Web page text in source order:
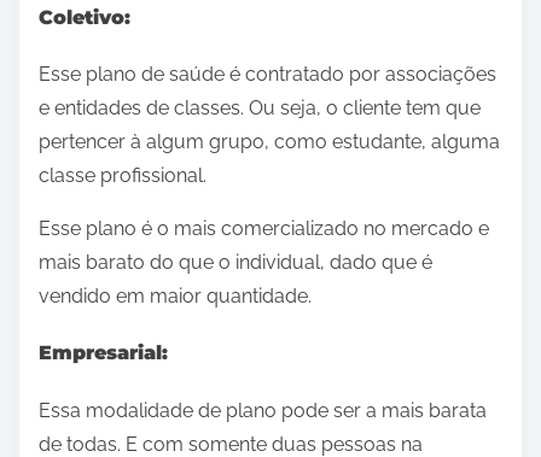
Coletivo:
Esse plano de saúde é contratado por associações
e entidades de classes. Ou seja, o cliente tem que
pertencer à algum grupo, como estudante, alguma
classe profissional.
Esse plano é o mais comercializado no mercado e
mais barato do que o individual, dado que é
vendido em maior quantidade.
Empresarial:
Essa modalidade de plano pode ser a mais barata
de todas. E com somente duas pessoas na